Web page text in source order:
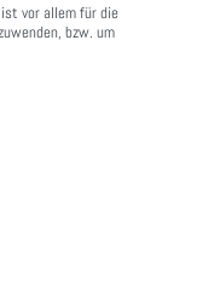
vor allem für die
bzw. um